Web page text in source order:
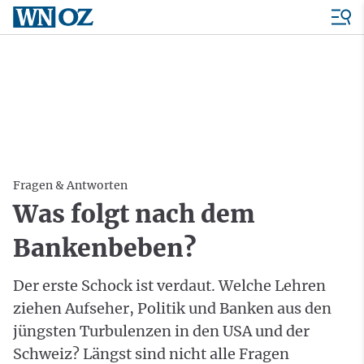
Fragen & Antworten
Was folgt nach dem
Bankenbeben?
Der erste Schock ist verdaut. Welche Lehren
ziehen Aufseher, Politik und Banken aus den
jüngsten Turbulenzen in den USA und der
Schweiz? Längst sind nicht alle Fragen